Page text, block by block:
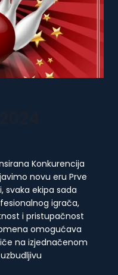
Konkurencija
novu eru Prve
svaka ekipa sada
igrača,
i pristupačnost
omogućava
na izjednačenom